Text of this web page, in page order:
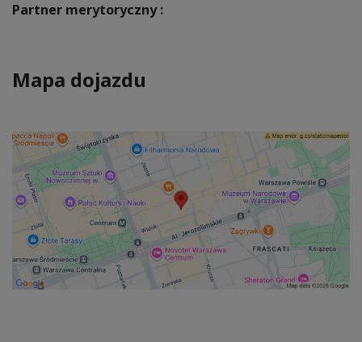
Partner merytoryczny :
Mapa dojazdu